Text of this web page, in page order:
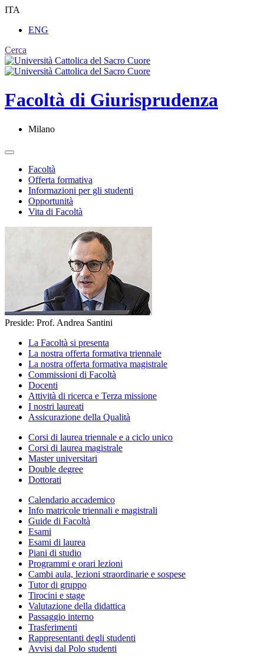
ITA
ENG
Cerca
Facoltà di Giurisprudenza
Milano
Facoltà
Offerta formativa
Informazioni per gli studenti
Opportunità
Vita di Facoltà
Preside: Prof. Andrea Santini
La Facoltà si presenta
La nostra offerta formativa triennale
La nostra offerta formativa magistrale
Commissioni di Facoltà
Docenti
Attività di ricerca e Terza missione
I nostri laureati
Assicurazione della Qualità
Corsi di laurea triennale e a ciclo unico
Corsi di laurea magistrale
Master universitari
Double degree
Dottorati
Calendario accademico
Info matricole triennali e magistrali
Guide di Facoltà
Esami
Esami di laurea
Piani di studio
Programmi e orari lezioni
Cambi aula, lezioni straordinarie e sospese
Tutor di gruppo
Tirocini e stage
Valutazione della didattica
Passaggio interno
Trasferimenti
Rappresentanti degli studenti
Avvisi dal Polo studenti